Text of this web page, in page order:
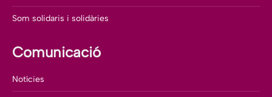
Som solidaris i solidàries
Comunicació
Notícies